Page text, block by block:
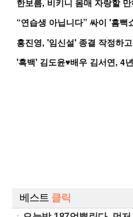
한보름, 비키니 몸매 자랑할